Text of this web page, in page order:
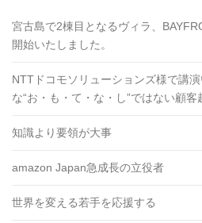
宮古島で2棟目となるヴィラ、
開始いたしました。
NTTドコモソリューションズ様で講
な“お・も・て・な・し”ではない顧客
知識より要領が大事
amazon Japan急成長の立役者
世界を変える若手を応援する